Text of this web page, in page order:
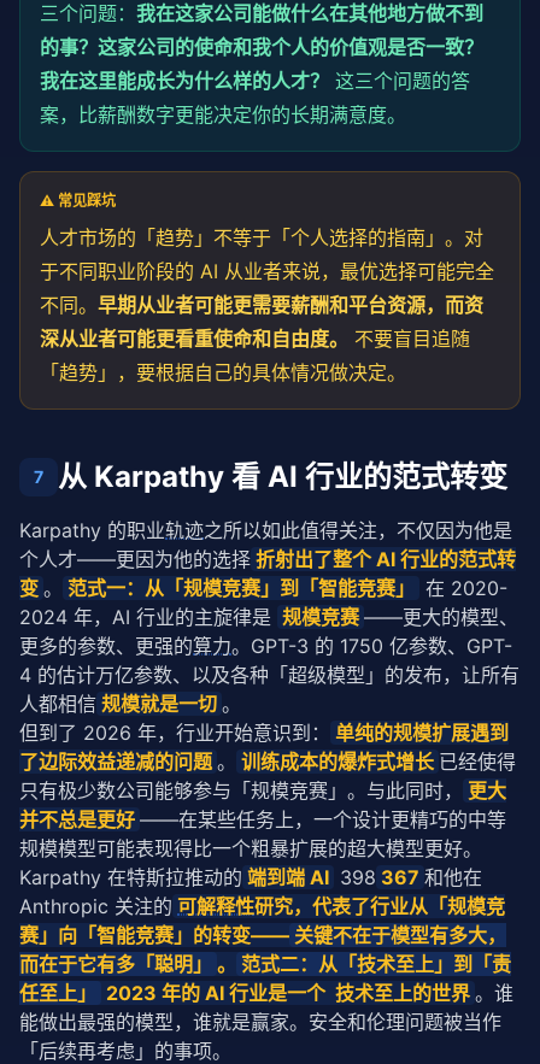
    compensation:
9,
    missionAppeal:
7 ,
    cultureScore:
5,
    computeAccess:
10,
  },
    company:
'Google DeepMind',
    compensation:
    missionAppeal:
7,
    cultureScore:
7,
    computeAccess:
10,
  },
  {
    company:
'特斯拉 AI',
    techFreedom:
8 ,
    computeAccess:
8 ,
  },
function calculateTotalScore(c:
return (
    c.techFreedom *
0.25 +
    c.compensation *
0.15 +
    c.missionAppeal *
0.25 +
    c.cultureScore *
0.15
+
    c.computeAccess *
  );
}
const ranked = companies
  .
map(c => ({ ...c, total: calculateTotalScore(c)
  .
sort((a, b) => b.total - a.total);
console .log('2026 AI 公司人才吸引力排名:');
ranked.forEach ((c, i) => console.log(`  ${i + 1}.
三个问题： 我在这家公司能做什么在其他地方做不到
的事？这家公司的使命和我个人的价值观是否一致？
我在这里能成长为什么样的人才？
这三个问题的答
案，比薪酬数字更能决定你的长期满意度。
⚠️ 常见踩坑
人才市场的「趋势」不等于「个人选择的指南」。对
于不同职业阶段的 AI 从业者来说，最优选择可能完全
不同。 早期从业者可能更需要薪酬和平台资源，而资
深从业者可能更看重使命和自由度。
不要盲目追随
「趋势」，要根据自己的具体情况做决定。
7 从 Karpathy 看 AI 行业的范式转变
Karpathy 的职业轨迹之所以如此值得关注，不仅因为他是
个人才——更因为他的选择 折射出了整个 AI 行业的范式转
变 。 范式一：从「规模竞赛」到「智能竞赛」
在 2020-
2024 年，AI 行业的主旋律是 规模竞赛 ——更大的模型、
更多的参数、更强的算力。GPT-3 的 1750 亿参数、GPT-
4 的估计万亿参数、以及各种「超级模型」的发布，让所有
人都相信 规模就是一切 。
但到了 2026 年，行业开始意识到：
单纯的规模扩展遇到
了边际效益递减的问题 。 训练成本的爆炸式增长 已经使得
只有极少数公司能够参与「规模竞赛」。与此同时，
更大
并不总是更好 ——在某些任务上，一个设计更精巧的中等
规模模型可能表现得比一个粗暴扩展的超大模型更好。
Karpathy 在特斯拉推动的 端到端 AI 398 367 和他在
Anthropic 关注的 可解释性研究，代表了行业从「规模竞
赛」向「智能竞赛」的转变—— 关键不在于模型有多大，
而在于它有多「聪明」
。
范式二：从「技术至上」到「责
任至上」
2023 年的 AI 行业是一个  技术至上的世界 。谁
能做出最强的模型，谁就是赢家。安全和伦理问题被当作
「后续再考虑」的事项。